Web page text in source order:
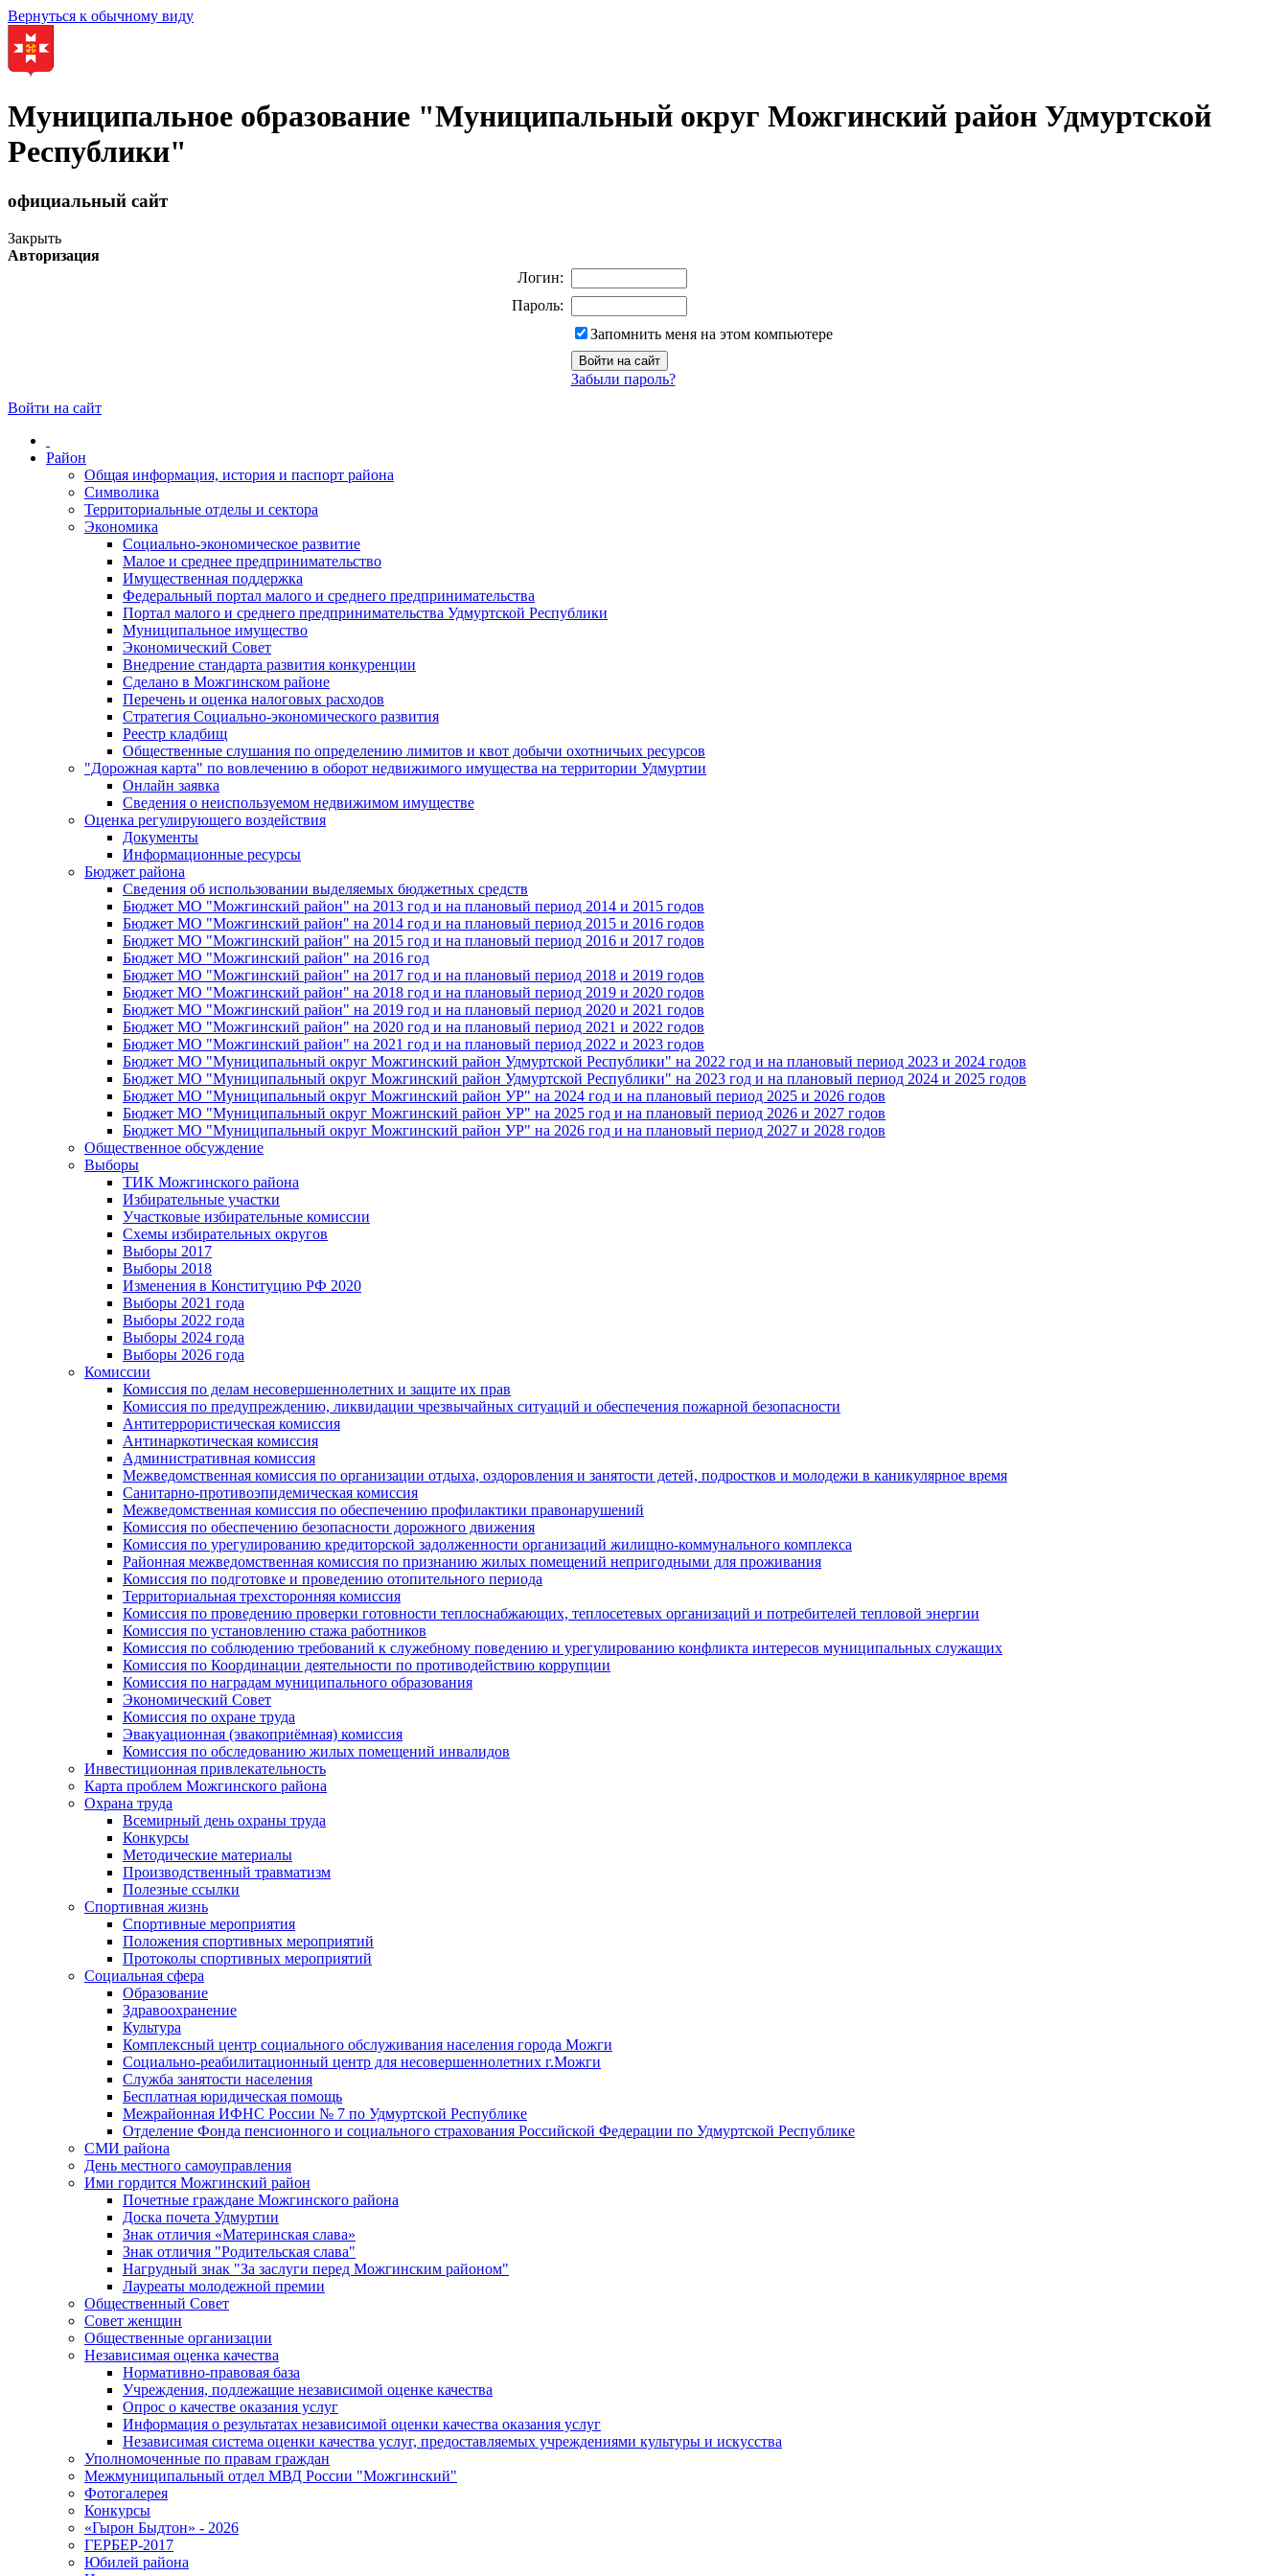
Вернуться к обычному виду
Муниципальное образование "Муниципальный округ Можгинский район Удмуртской
Республики"
официальный сайт
Закрыть
Авторизация
Логин:
Пароль:
Запомнить меня на этом компьютере
Забыли пароль?
Войти на сайт
Район
Общая информация, история и паспорт района
Символика
Территориальные отделы и сектора
Экономика
Социально-экономическое развитие
Малое и среднее предпринимательство
Имущественная поддержка
Федеральный портал малого и среднего предпринимательства
Портал малого и среднего предпринимательства Удмуртской Республики
Муниципальное имущество
Экономический Совет
Внедрение стандарта развития конкуренции
Сделано в Можгинском районе
Перечень и оценка налоговых расходов
Стратегия Социально-экономического развития
Реестр кладбищ
Общественные слушания по определению лимитов и квот добычи охотничьих ресурсов
"Дорожная карта" по вовлечению в оборот недвижимого имущества на территории Удмуртии
Онлайн заявка
Сведения о неиспользуемом недвижимом имуществе
Оценка регулирующего воздействия
Документы
Информационные ресурсы
Бюджет района
Сведения об использовании выделяемых бюджетных средств
Бюджет МО "Можгинский район" на 2013 год и на плановый период 2014 и 2015 годов
Бюджет МО "Можгинский район" на 2014 год и на плановый период 2015 и 2016 годов
Бюджет МО "Можгинский район" на 2015 год и на плановый период 2016 и 2017 годов
Бюджет МО "Можгинский район" на 2016 год
Бюджет МО "Можгинский район" на 2017 год и на плановый период 2018 и 2019 годов
Бюджет МО "Можгинский район" на 2018 год и на плановый период 2019 и 2020 годов
Бюджет МО "Можгинский район" на 2019 год и на плановый период 2020 и 2021 годов
Бюджет МО "Можгинский район" на 2020 год и на плановый период 2021 и 2022 годов
Бюджет МО "Можгинский район" на 2021 год и на плановый период 2022 и 2023 годов
Бюджет МО "Муниципальный округ Можгинский район Удмуртской Республики" на 2022 год и на плановый период 2023 и 2024 годов
Бюджет МО "Муниципальный округ Можгинский район Удмуртской Республики" на 2023 год и на плановый период 2024 и 2025 годов
Бюджет МО "Муниципальный округ Можгинский район УР" на 2024 год и на плановый период 2025 и 2026 годов
Бюджет МО "Муниципальный округ Можгинский район УР" на 2025 год и на плановый период 2026 и 2027 годов
Бюджет МО "Муниципальный округ Можгинский район УР" на 2026 год и на плановый период 2027 и 2028 годов
Общественное обсуждение
Выборы
ТИК Можгинского района
Избирательные участки
Участковые избирательные комиссии
Схемы избирательных округов
Выборы 2017
Выборы 2018
Изменения в Конституцию РФ 2020
Выборы 2021 года
Выборы 2022 года
Выборы 2024 года
Выборы 2026 года
Комиссии
Комиссия по делам несовершеннолетних и защите их прав
Комиссия по предупреждению, ликвидации чрезвычайных ситуаций и обеспечения пожарной безопасности
Антитеррористическая комиссия
Антинаркотическая комиссия
Административная комиссия
Межведомственная комиссия по организации отдыха, оздоровления и занятости детей, подростков и молодежи в каникулярное время
Санитарно-противоэпидемическая комиссия
Межведомственная комиссия по обеспечению профилактики правонарушений
Комиссия по обеспечению безопасности дорожного движения
Комиссия по урегулированию кредиторской задолженности организаций жилищно-коммунального комплекса
Районная межведомственная комиссия по признанию жилых помещений непригодными для проживания
Комиссия по подготовке и проведению отопительного периода
Территориальная трехсторонняя комиссия
Комиссия по проведению проверки готовности теплоснабжающих, теплосетевых организаций и потребителей тепловой энергии
Комиссия по установлению стажа работников
Комиссия по соблюдению требований к служебному поведению и урегулированию конфликта интересов муниципальных служащих
Комиссия по Координации деятельности по противодействию коррупции
Комиссия по наградам муниципального образования
Экономический Совет
Комиссия по охране труда
Эвакуационная (эвакоприёмная) комиссия
Комиссия по обследованию жилых помещений инвалидов
Инвестиционная привлекательность
Карта проблем Можгинского района
Охрана труда
Всемирный день охраны труда
Конкурсы
Методические материалы
Производственный травматизм
Полезные ссылки
Спортивная жизнь
Спортивные мероприятия
Положения спортивных мероприятий
Протоколы спортивных мероприятий
Социальная сфера
Образование
Здравоохранение
Культура
Комплексный центр социального обслуживания населения города Можги
Социально-реабилитационный центр для несовершеннолетних г.Можги
Служба занятости населения
Бесплатная юридическая помощь
Межрайонная ИФНС России № 7 по Удмуртской Республике
Отделение Фонда пенсионного и социального страхования Российской Федерации по Удмуртской Республике
СМИ района
День местного самоуправления
Ими гордится Можгинский район
Почетные граждане Можгинского района
Доска почета Удмуртии
Знак отличия «Материнская слава»
Знак отличия "Родительская слава"
Нагрудный знак "За заслуги перед Можгинским районом"
Лауреаты молодежной премии
Общественный Совет
Совет женщин
Общественные организации
Независимая оценка качества
Нормативно-правовая база
Учреждения, подлежащие независимой оценке качества
Опрос о качестве оказания услуг
Информация о результатах независимой оценки качества оказания услуг
Независимая система оценки качества услуг, предоставляемых учреждениями культуры и искусства
Уполномоченные по правам граждан
Межмуниципальный отдел МВД России "Можгинский"
Фотогалерея
Конкурсы
«Гырон Быдтон» - 2026
ГЕРБЕР-2017
Юбилей района